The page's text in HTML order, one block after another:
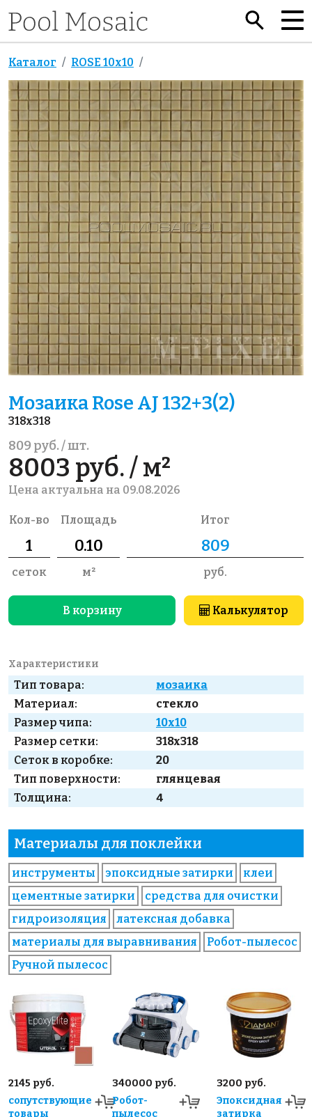
Каталог ROSE 10x10
Мозаика Rose AJ 132+3(2)
318x318
809 руб. / шт.
8003 руб. / м²
Цена актуальна на 09.08.2026
Кол-во
сеток
Площадь
м²
Итог
руб.
В корзину Калькулятор
Характеристики
Тип товара:
мозаика
Материал:
стекло
Размер чипа:
10x10
Размер сетки:
318x318
Сеток в коробке:
20
Тип поверхности:
глянцевая
Толщина:
4
Материалы для поклейки
инструменты эпоксидные затирки
клеи
цементные затирки
средства для очистки
гидроизоляция
латексная добавка
материалы для выравнивания
Робот-пылесос
Ручной пылесос
2145 руб.
сопутствующие
товары
340000 руб.
Робот-
пылесос
3200 руб.
Эпоксидная
затирка